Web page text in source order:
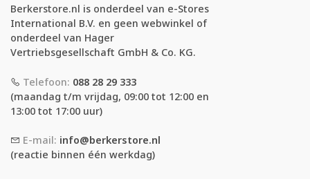
Berkerstore.nl is onderdeel van e-Stores
International B.V. en geen webwinkel of
onderdeel van Hager
Vertriebsgesellschaft GmbH & Co. KG.
Telefoon: 088 28 29 333
(maandag t/m vrijdag, 09:00 tot 12:00 en
13:00 tot 17:00 uur)
E-mail: info@berkerstore.nl
(reactie binnen één werkdag)